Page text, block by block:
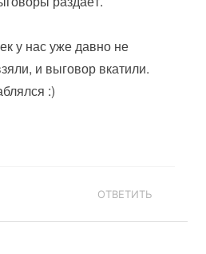
у нас уже давно не
и выговор вкатили.
:)
ОТВЕТИТЬ